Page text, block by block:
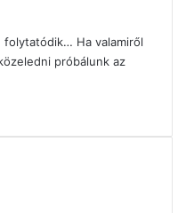
Ha valamiről
próbálunk az